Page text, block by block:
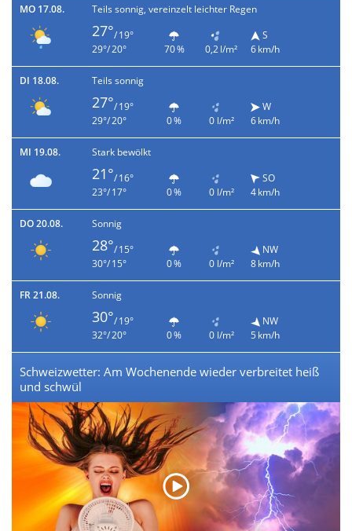
MO 17.08. Teils sonnig, vereinzelt leichter Regen
27°/ 19°
29°/ 20°
70 % 0,2 l/m²
S
6 km/h
DI 18.08. Teils sonnig
27°/ 19°
29°/ 20°
0 % 0 l/m²
W
6 km/h
MI 19.08. Stark bewölkt
21°/ 16°
23°/ 17°
0 % 0 l/m²
SO
4 km/h
DO 20.08. Sonnig
28°/ 15°
30°/ 15°
0 % 0 l/m²
NW
8 km/h
FR 21.08. Sonnig
30°/ 19°
32°/ 20°
0 % 0 l/m²
NW
5 km/h
Schweizwetter: Am Wochenende wieder verbreitet heiß
und schwül